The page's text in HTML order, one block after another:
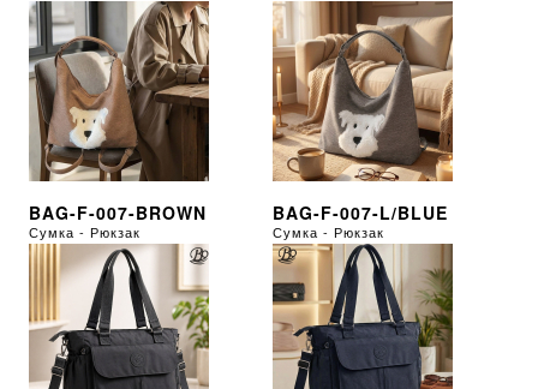
BAG-F-007-BROWN
Сумка - Рюкзак
BAG-F-007-L/BLUE
Сумка - Рюкзак